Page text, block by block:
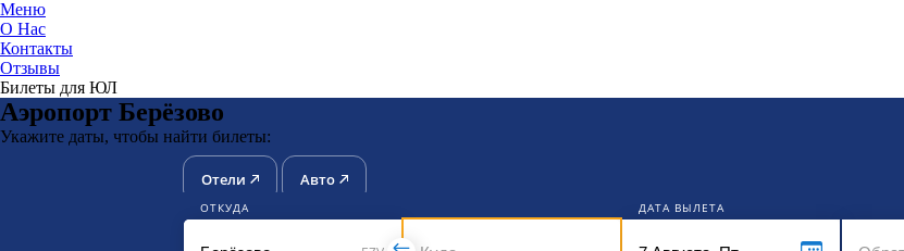
ЮниТикет
Меню
О Нас
Контакты
Отзывы
Билеты для ЮЛ
Аэропорт Берёзово
Укажите даты, чтобы найти билеты:
Отели Авто
ОТКУДА ДАТА ВЫЛЕТА